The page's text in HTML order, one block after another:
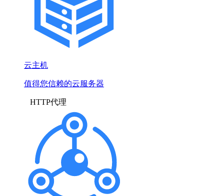
云主机
值得您信赖的云服务器
HTTP代理